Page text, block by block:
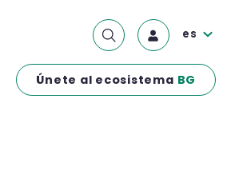
Únete al ecosistema BG
es